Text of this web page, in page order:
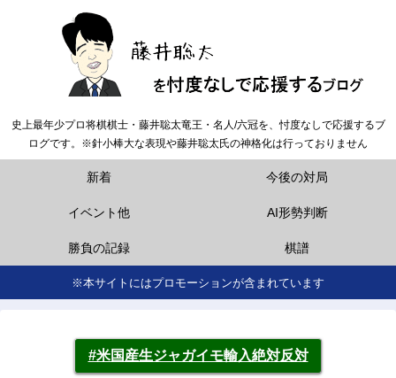
史上最年少プロ将棋棋士・藤井聡太竜王・名人/六冠を、忖度なしで応援するブ
ログです。※針小棒大な表現や藤井聡太氏の神格化は行っておりません
新着 今後の対局
イベント他 AI形勢判断
勝負の記録 棋譜
※本サイトにはプロモーションが含まれています
#米国産生ジャガイモ輸入絶対反対